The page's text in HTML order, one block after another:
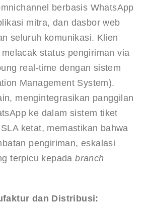
berbasis WhatsApp
mitra, dan dasbor web
seluruh komunikasi. Klien
status pengiriman via
real-time dengan sistem
Management System).
mengintegrasikan panggilan
ke dalam sistem tiket
ketat, memastikan bahwa
pengiriman, eskalasi
terpicu kepada branch
dan Distribusi: